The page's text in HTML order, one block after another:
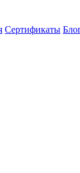
Сертификаты